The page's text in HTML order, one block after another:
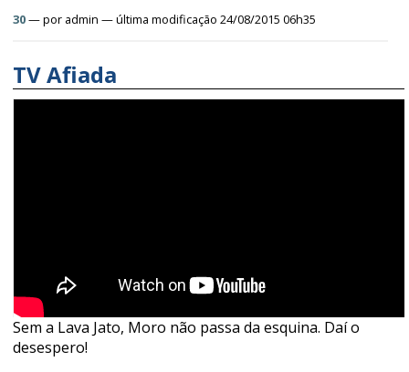
30—por admin — última modificação 24/08/2015 06h35
TV Afiada
Sem a Lava Jato, Moro não passa da esquina. Daí o
desespero!